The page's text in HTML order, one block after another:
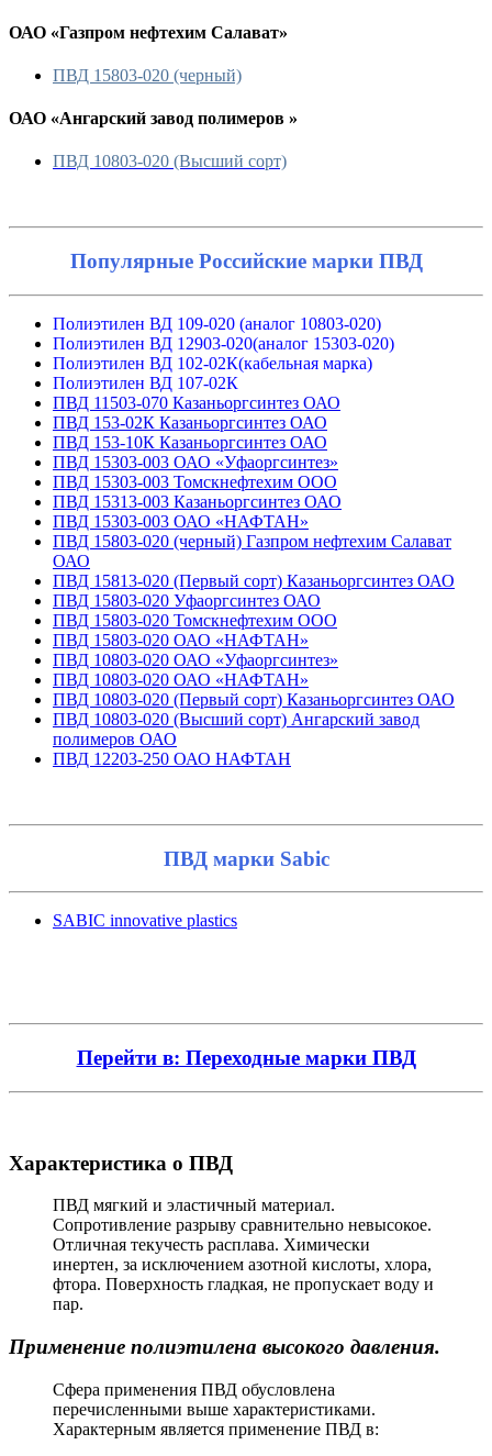
ОАО «Газпром нефтехим Салават»
ПВД 15803-020 (черный)
ОАО «Ангарский завод полимеров »
ПВД 10803-020 (Высший сорт)
Популярные Российские марки ПВД
Полиэтилен ВД 109-020 (аналог 10803-020)
Полиэтилен ВД 12903-020(аналог 15303-020)
Полиэтилен ВД 102-02К(кабельная марка)
Полиэтилен ВД 107-02К
ПВД 11503-070 Казаньоргсинтез ОАО
ПВД 153-02К Казаньоргсинтез ОАО
ПВД 153-10К Казаньоргсинтез ОАО
ПВД 15303-003 ОАО «Уфаоргсинтез»
ПВД 15303-003 Томскнефтехим ООО
ПВД 15313-003 Казаньоргсинтез ОАО
ПВД 15303-003 ОАО «НАФТАН»
ПВД 15803-020 (черный) Газпром нефтехим Салават
ОАО
ПВД 15813-020 (Первый сорт) Казаньоргсинтез ОАО
ПВД 15803-020 Уфаоргсинтез ОАО
ПВД 15803-020 Томскнефтехим ООО
ПВД 15803-020 ОАО «НАФТАН»
ПВД 10803-020 ОАО «Уфаоргсинтез»
ПВД 10803-020 ОАО «НАФТАН»
ПВД 10803-020 (Первый сорт) Казаньоргсинтез ОАО
ПВД 10803-020 (Высший сорт) Ангарский завод
полимеров ОАО
ПВД 12203-250 ОАО НАФТАН
ПВД марки Sabic
SABIC innovative plastics
Перейти в: Переходные марки ПВД
Характеристика о ПВД
ПВД мягкий и эластичный материал.
Сопротивление разрыву сравнительно невысокое.
Отличная текучесть расплава. Химически
инертен, за исключением азотной кислоты, хлора,
фтора. Поверхность гладкая, не пропускает воду и
пар.
Применение полиэтилена высокого давления.
Сфера применения ПВД обусловлена
перечисленными выше характеристиками.
Характерным является применение ПВД в: